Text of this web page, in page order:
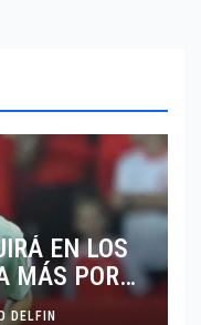
EN LOS
MÁS POR
DELFIN